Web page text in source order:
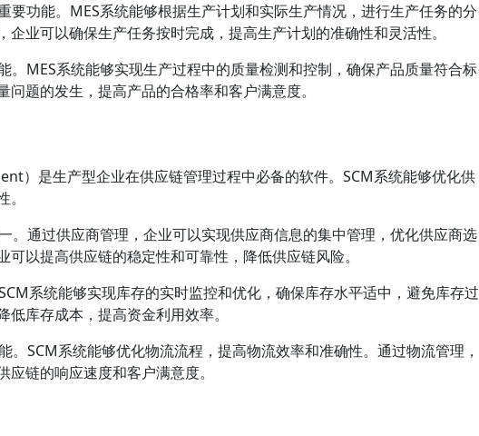
要功能。MES系统能够根据生产计划和实际生产情况，进行生产任务的分
业可以确保生产任务按时完成，提高生产计划的准确性和灵活性。
。MES系统能够实现生产过程中的质量检测和控制，确保产品质量符合标
题的发生，提高产品的合格率和客户满意度。
）是生产型企业在供应链管理过程中必备的软件。SCM系统能够优化供
。通过供应商管理，企业可以实现供应商信息的集中管理，优化供应商选
以提高供应链的稳定性和可靠性，降低供应链风险。
系统能够实现库存的实时监控和优化，确保库存水平适中，避免库存过
库存成本，提高资金利用效率。
。SCM系统能够优化物流流程，提高物流效率和准确性。通过物流管理，
链的响应速度和客户满意度。